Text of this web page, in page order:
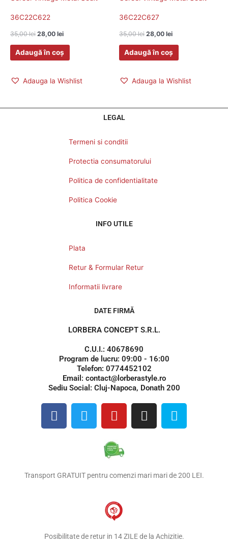
36C22C622
35,00lei 28,00 lei
Adaugă în coș
Adauga la Wishlist
36C22C627
35,00lei 28,00 lei
Adaugă în coș
Adauga la Wishlist
LEGAL
Termeni si conditii
Protectia consumatorului
Politica de confidentialitate
Politica Cookie
INFO UTILE
Plata
Retur & Formular Retur
Informatii livrare
DATE FIRMĂ
LORBERA CONCEPT S.R.L.
C.U.I.: 40678690
Program de lucru: 09:00 - 16:00
Telefon: 0774452102
Email: contact@lorberastyle.ro
Sediu Social: Cluj-Napoca, Donath 200
F
a
o
T
w
e
Y
o
t
u
b
I
n
g
S
k
Transport GRATUIT pentru comenzi mari mari de 200 LEI.
Posibilitate de retur in 14 ZILE de la Achizitie.